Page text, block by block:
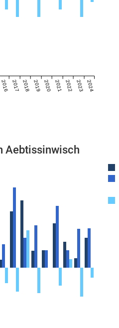
2016 2017 2018 2019 2020 2021 2022 2023 2024
Aebtissinwisch